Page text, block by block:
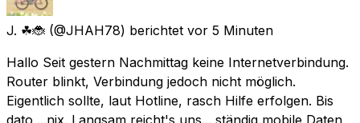
J. ☘🐞 (@JHAH78) berichtet vor 5 Minuten
Hallo Seit gestern Nachmittag keine Internetverbindung.
Router blinkt, Verbindung jedoch nicht möglich.
Eigentlich sollte, laut Hotline, rasch Hilfe erfolgen. Bis
dato ...nix. Langsam reicht's uns... ständig mobile Daten